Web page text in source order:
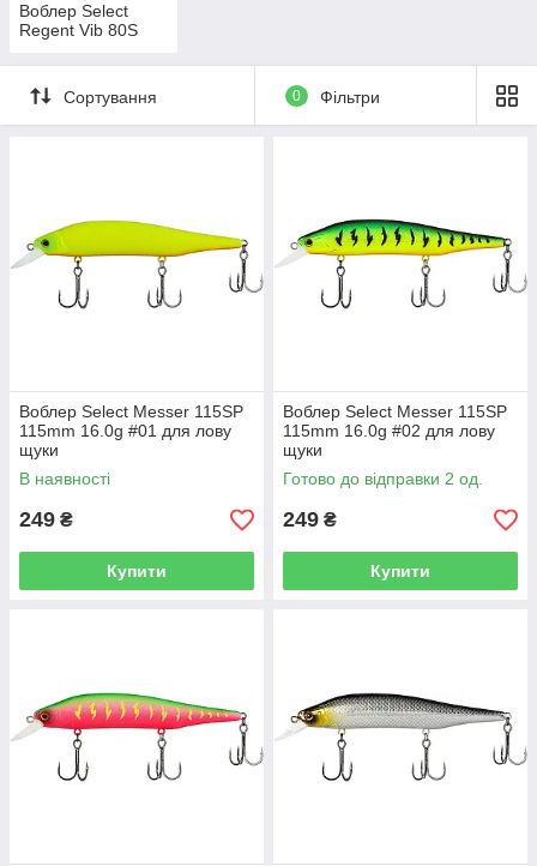
Воблер Select
Regent Vib 80S
Сортування 0 Фільтри
Воблер Select Messer 115SP
115mm 16.0g #01 для лову
щуки
В наявності
249 ₴
Купити
Воблер Select Messer 115SP
115mm 16.0g #02 для лову
щуки
Готово до відправки 2 од.
249 ₴
Купити